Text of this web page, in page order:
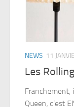
NEWS 11
Les
Franchement,
Queen, c’est